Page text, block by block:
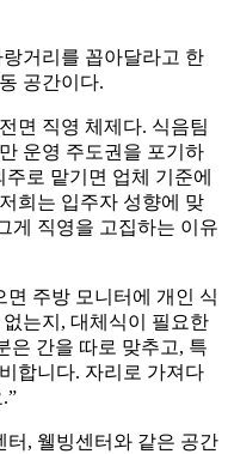
거리를 꼽아달라고 한
공간이다.
면 직영 체제다. 식음팀
운영 주도권을 포기하
로 맡기면 업체 기준에
희는 입주자 성향에 맞
게 직영을 고집하는 이유
주방 모니터에 개인 식
는지, 대체식이 필요한
은 간을 따로 맞추고, 특
합니다. 자리로 가져다
터, 웰빙센터와 같은 공간